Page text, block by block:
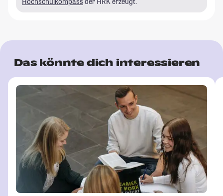
Das könnte dich interessieren